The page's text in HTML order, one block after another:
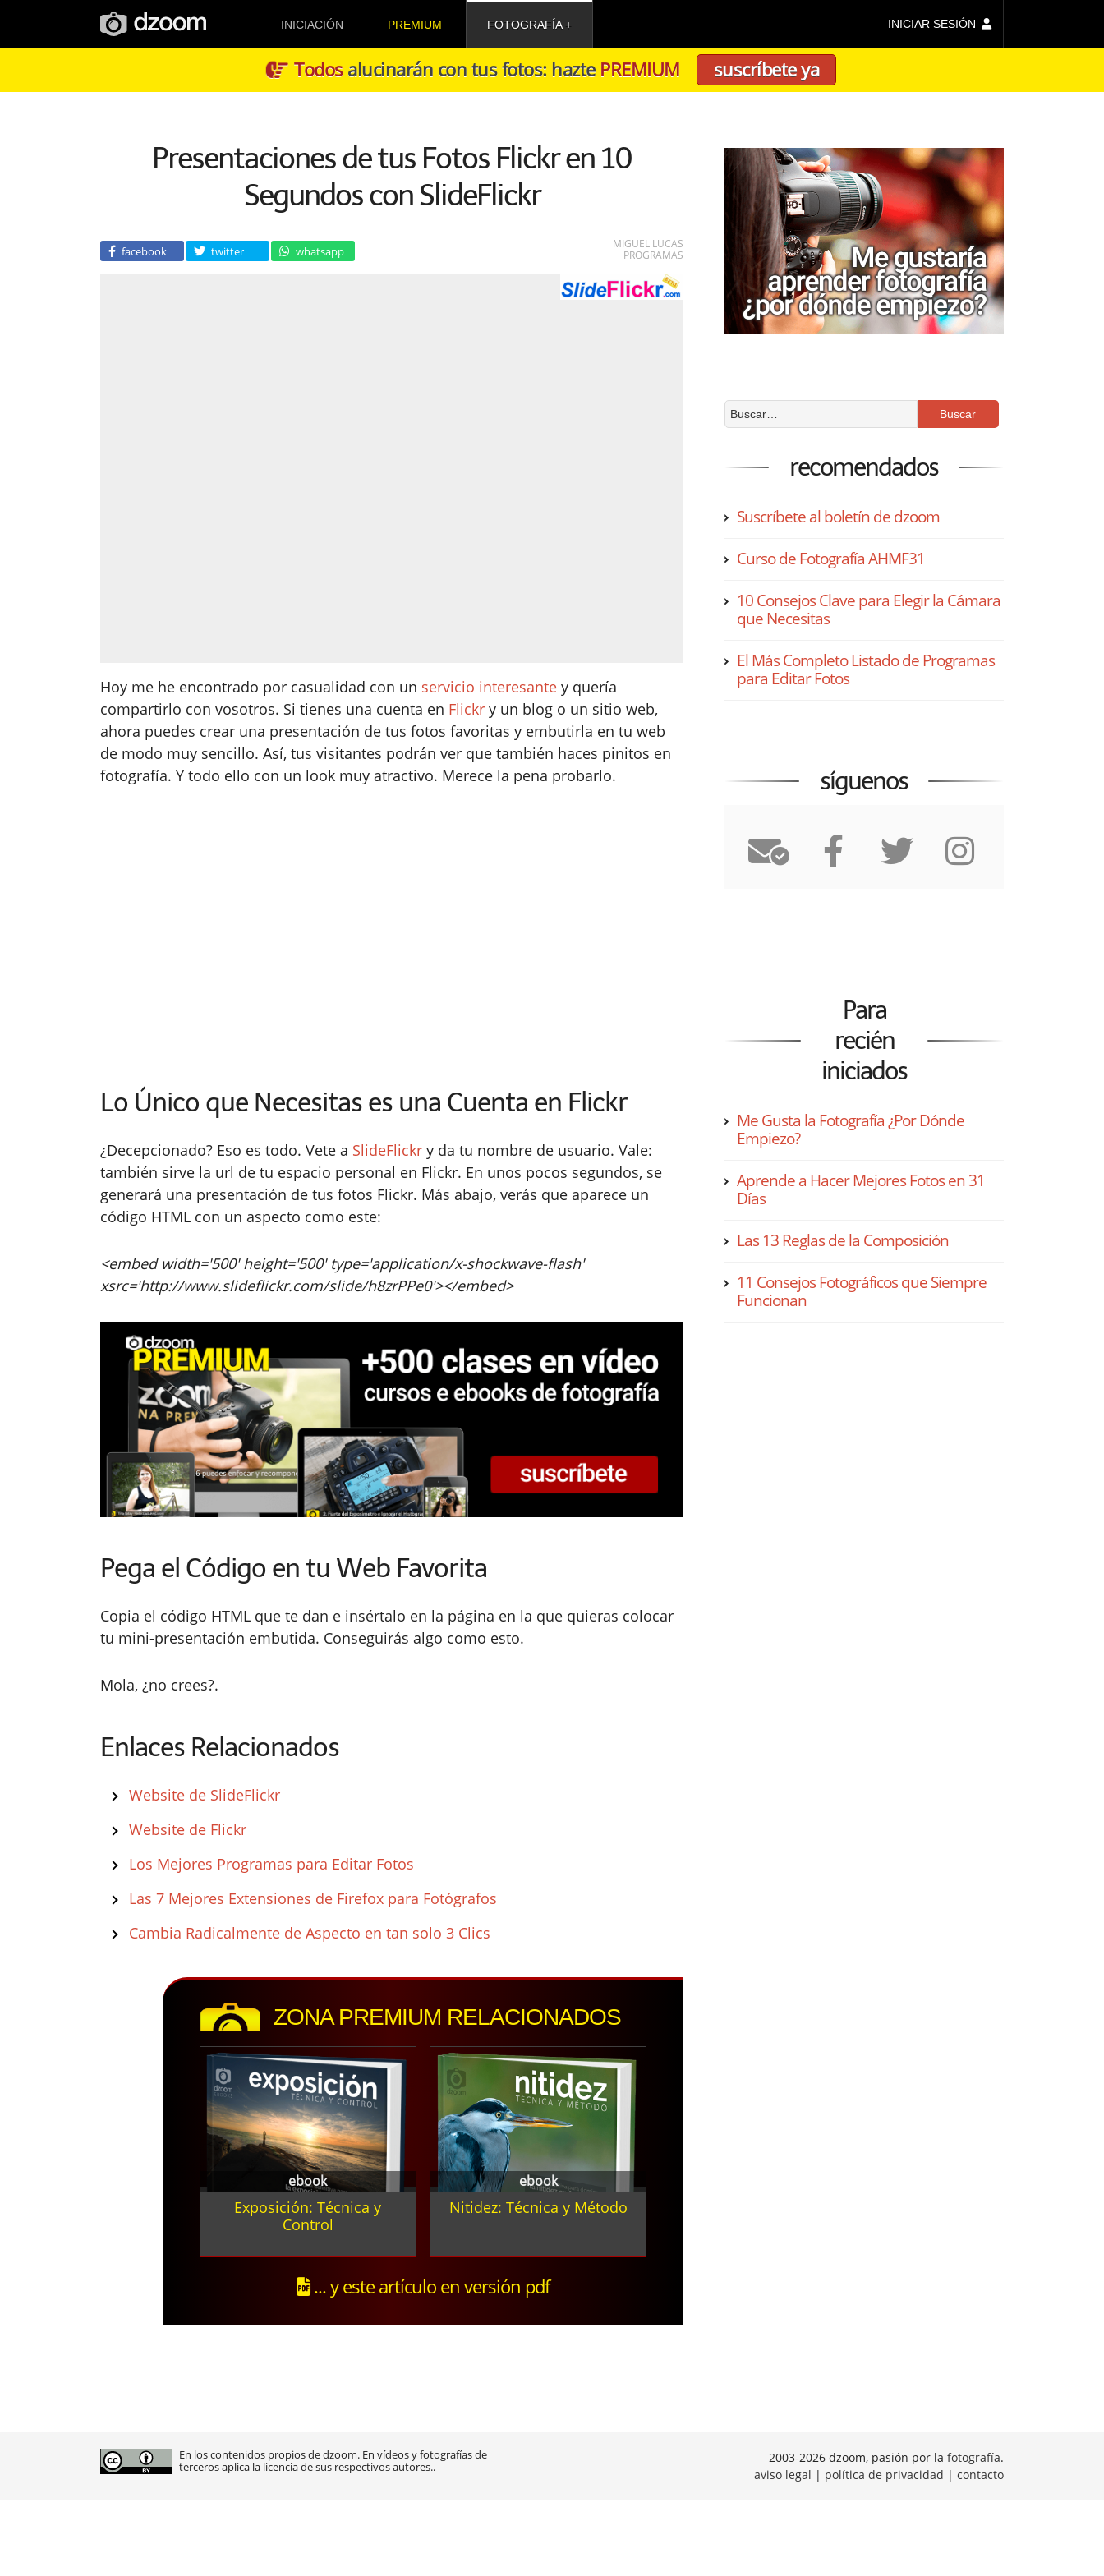
INICIACIÓN PREMIUM FOTOGRAFÍA INICIAR SESIÓN
Todosalucinarán con tus fotos: hazte PREMIUM suscríbete ya
Presentaciones de tus Fotos Flickr en 10
Segundos con SlideFlickr
facebook twitter whatsapp
MIGUEL LUCAS
PROGRAMAS
Hoy me he encontrado por casualidad con un servicio interesante y quería
compartirlo con vosotros. Si tienes una cuenta en Flickr y un blog o un sitio web,
ahora puedes crear una presentación de tus fotos favoritas y embutirla en tu web
de modo muy sencillo. Así, tus visitantes podrán ver que también haces pinitos en
fotografía. Y todo ello con un look muy atractivo. Merece la pena probarlo.
Lo Único que Necesitas es una Cuenta en Flickr
¿Decepcionado? Eso es todo. Vete a SlideFlickr y da tu nombre de usuario. Vale:
también sirve la url de tu espacio personal en Flickr. En unos pocos segundos, se
generará una presentación de tus fotos Flickr. Más abajo, verás que aparece un
código HTML con un aspecto como este:
<embed width='500' height='500' type='application/x-shockwave-flash'
xsrc='http://www.slideflickr.com/slide/h8zrPPe0'></embed>
Pega el Código en tu Web Favorita
Copia el código HTML que te dan e insértalo en la página en la que quieras colocar
tu mini-presentación embutida. Conseguirás algo como esto.
Mola, ¿no crees?.
Enlaces Relacionados
Website de SlideFlickr
Website de Flickr
Los Mejores Programas para Editar Fotos
Las 7 Mejores Extensiones de Firefox para Fotógrafos
Cambia Radicalmente de Aspecto en tan solo 3 Clics
ZONA PREMIUM RELACIONADOS
ebook
Exposición: Técnica y
Control
ebook
Nitidez: Técnica y Método
... y este artículo en versión pdf
recomendados
Suscríbete al boletín de dzoom
Curso de Fotografía AHMF31
10 Consejos Clave para Elegir la Cámara
que Necesitas
El Más Completo Listado de Programas
para Editar Fotos
síguenos
Para
recién
iniciados
Me Gusta la Fotografía ¿Por Dónde
Empiezo?
Aprende a Hacer Mejores Fotos en 31
Días
Las 13 Reglas de la Composición
11 Consejos Fotográficos que Siempre
Funcionan
En los contenidos propios de dzoom. En vídeos y fotografías de
terceros aplica la licencia de sus respectivos autores..
2003-2026 dzoom, pasión por la fotografía.
aviso legal | política de privacidad | contacto